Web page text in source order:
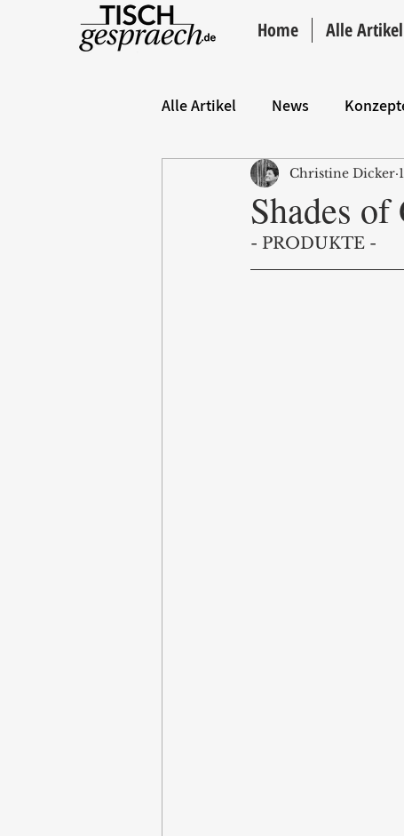
Home Alle Artikel
Alle Artikel News
Hintergrund ANZEIGE
Shades
Christine Dicker
- PRODUKTE -